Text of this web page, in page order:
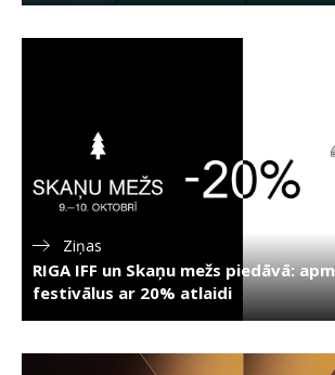
Ziņas
RIGA IFF un Skaņu mežs piedāvā:
festivālus ar 20% atlaidi